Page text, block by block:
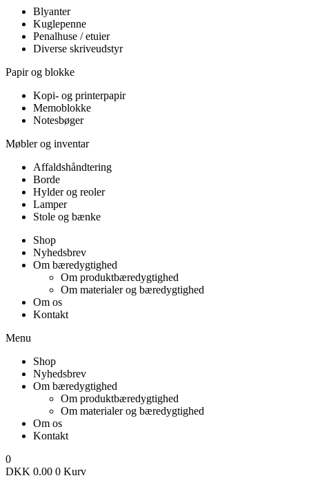
Blyanter
Kuglepenne
Penalhuse / etuier
Diverse skriveudstyr
Papir og blokke
Kopi- og printerpapir
Memoblokke
Notesbøger
Møbler og inventar
Affaldshåndtering
Borde
Hylder og reoler
Lamper
Stole og bænke
Shop
Nyhedsbrev
Om bæredygtighed
Om produktbæredygtighed
Om materialer og bæredygtighed
Om os
Kontakt
Menu
Shop
Nyhedsbrev
Om bæredygtighed
Om produktbæredygtighed
Om materialer og bæredygtighed
Om os
Kontakt
0
DKK 0.00 0 Kurv